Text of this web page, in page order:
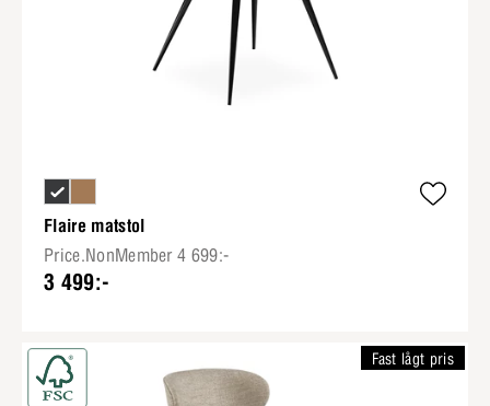
Flaire matstol
Price.NonMember 4 699:-
3 499:-
Fast lågt pris